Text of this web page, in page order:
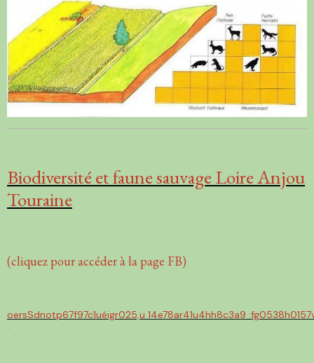
Biodiversité et faune sauvage Loire Anjou
Touraine
(cliquez pour accéder à la page FB)
oersSdnotp67f97c1uéigr025,u 14e78ar41u4hh8c3a9
·